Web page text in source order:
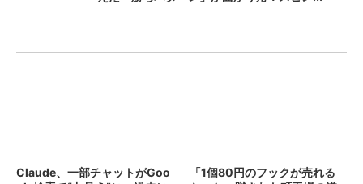
Claude、一部チャットがGoo
「1個80円のフックが売れる